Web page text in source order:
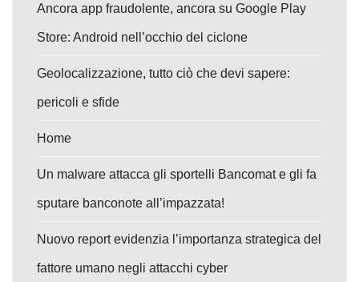
Ancora app fraudolente, ancora su Google Play
Store: Android nell’occhio del ciclone
Geolocalizzazione, tutto ciò che devi sapere:
pericoli e sfide
Home
Un malware attacca gli sportelli Bancomat e gli fa
sputare banconote all’impazzata!
Nuovo report evidenzia l’importanza strategica del
fattore umano negli attacchi cyber